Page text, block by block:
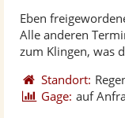
Eben
Alle anderen
zum Klingen, was
Standort:
Gage: auf